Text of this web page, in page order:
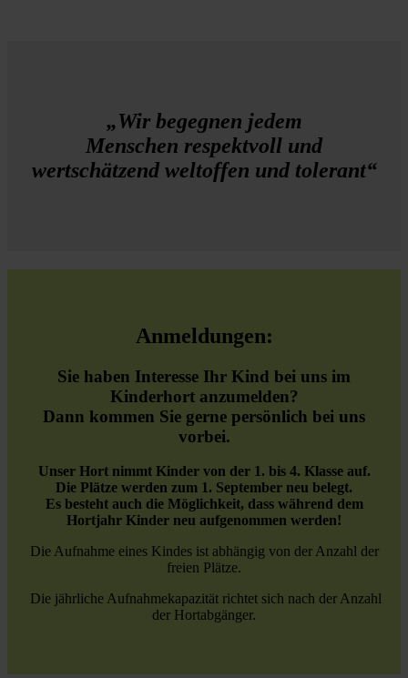
„Wir begegnen jedem
Menschen respektvoll und
wertschätzend weltoffen und tolerant“
Anmeldungen:
Sie haben Interesse Ihr Kind bei uns im
Kinderhort anzumelden?
Dann kommen Sie gerne persönlich bei uns
vorbei.
Unser Hort nimmt Kinder von der 1. bis 4. Klasse auf.
Die Plätze werden zum 1. September neu belegt.
Es besteht auch die Möglichkeit, dass während dem
Hortjahr Kinder neu aufgenommen werden!
Die Aufnahme eines Kindes ist abhängig von der Anzahl der
freien Plätze.
Die jährliche Aufnahmekapazität richtet sich nach der Anzahl
der Hortabgänger.